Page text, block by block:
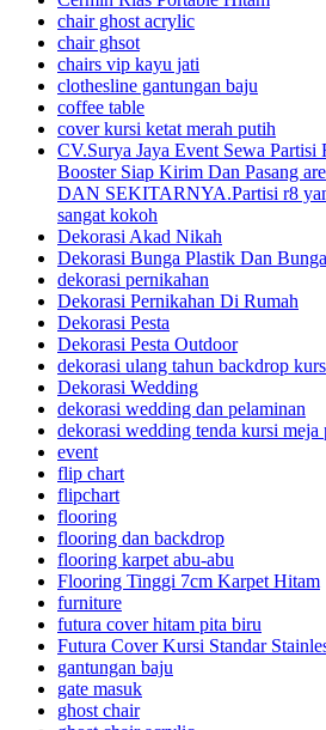
chair ghost acrylic
chair ghsot
chairs vip kayu jati
clothesline gantungan baju
coffee table
cover kursi ketat merah putih
CV.Surya Jaya Event Sewa Partisi
Booster Siap Kirim Dan Pasang
DAN SEKITARNYA.Partisi r8
sangat kokoh
Dekorasi Akad Nikah
Dekorasi Bunga Plastik Dan
dekorasi pernikahan
Dekorasi Pernikahan Di Rumah
Dekorasi Pesta
Dekorasi Pesta Outdoor
dekorasi ulang tahun backdrop
Dekorasi Wedding
dekorasi wedding dan pelaminan
dekorasi wedding tenda kursi meja
event
flip chart
flipchart
flooring
flooring dan backdrop
flooring karpet abu-abu
Flooring Tinggi 7cm Karpet Hitam
furniture
futura cover hitam pita biru
Futura Cover Kursi Standar
gantungan baju
gate masuk
ghost chair